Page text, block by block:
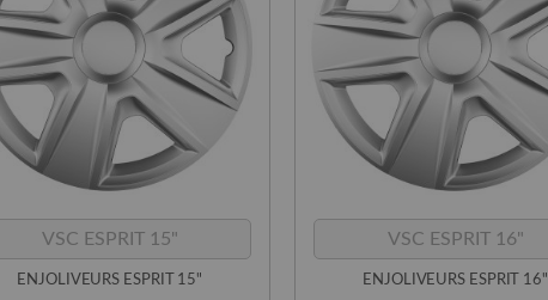
VSC ESPRIT 15"
ENJOLIVEURS ESPRIT 15"
VSC ESPRIT 16"
ENJOLIVEURS ESPRIT 16"